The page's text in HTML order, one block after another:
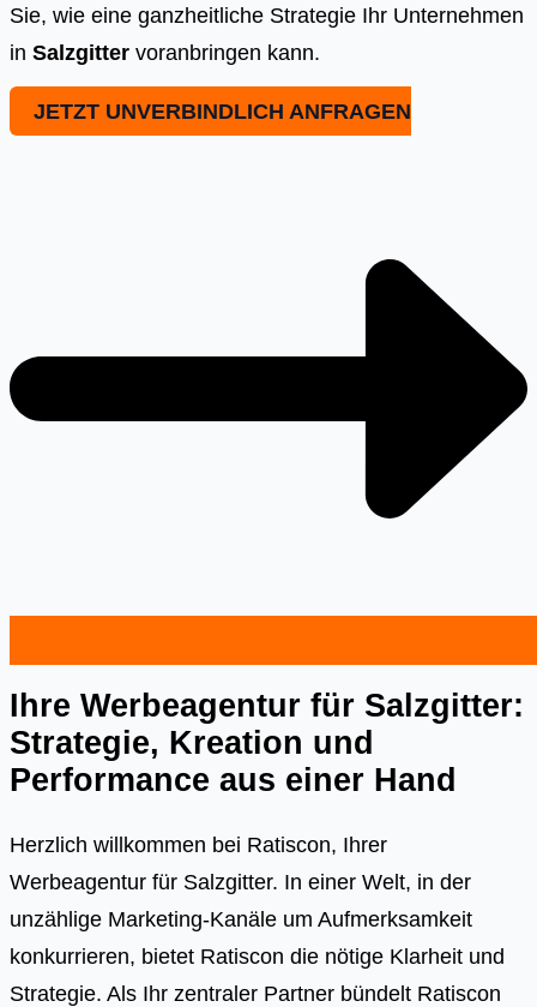
Sie, wie eine ganzheitliche Strategie Ihr Unternehmen
in Salzgitter voranbringen kann.
JETZT UNVERBINDLICH ANFRAGEN
Ihre Werbeagentur für Salzgitter:
Strategie, Kreation und
Performance aus einer Hand
Herzlich willkommen bei Ratiscon, Ihrer
Werbeagentur für Salzgitter. In einer Welt, in der
unzählige Marketing-Kanäle um Aufmerksamkeit
konkurrieren, bietet Ratiscon die nötige Klarheit und
Strategie. Als Ihr zentraler Partner bündelt Ratiscon